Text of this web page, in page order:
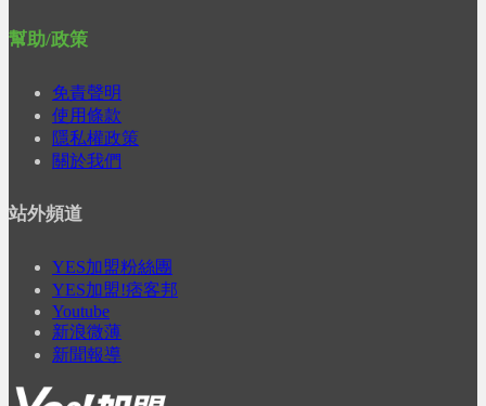
幫助/政策
免責聲明
使用條款
隱私權政策
關於我們
站外頻道
YES加盟粉絲團
YES加盟!痞客邦
Youtube
新浪微薄
新聞報導